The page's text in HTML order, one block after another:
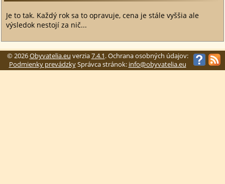
Je to tak. Každý rok sa to opravuje, cena je stále vyššia ale
výsledok nestojí za nič...
© 2026Obyvatelia.eu verzia7.4.1. Ochrana osobných údajov:
Podmienky prevádzkySprávca stránok: info@obyvatelia.eu